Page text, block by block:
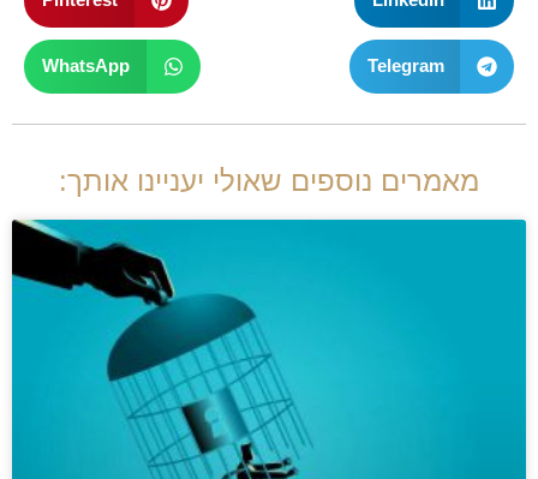
Telegram
WhatsApp
מאמרים נוספים שאולי יעניינו אותך: